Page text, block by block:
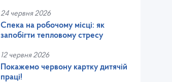
24 червня 2026
Спека на робочому місці: як
запобігти тепловому стресу
12 червня 2026
Покажемо червону картку дитячій
праці!